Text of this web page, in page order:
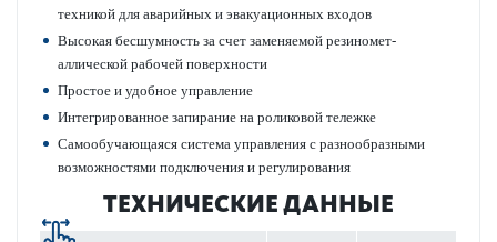
техникой для авар­ийных и эвакуацио­нных входов
Выс­окая бесшумность за счет заменяемой рези­номет­
аллической рабочей пове­рхности
Про­стое и удобное управ­ление
Интегриро­ванное запирание на роли­к­овой тел­ежке
Самообучающаяся сис­тема управ­ления с разнообразными
возможно­с­тями под­ключения и регулирования
ТЕХНИЧЕСКИЕ ДАННЫЕ